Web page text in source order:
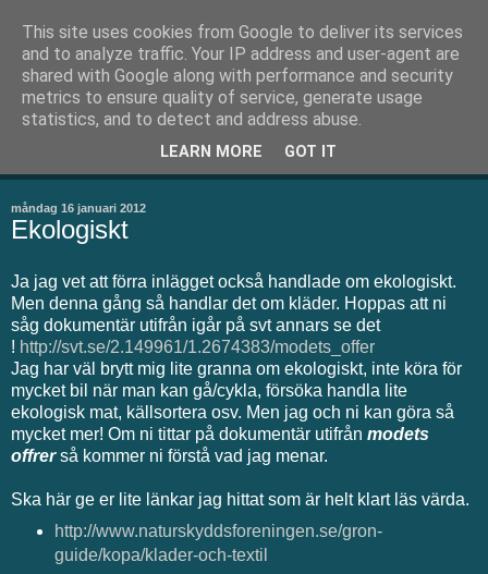
Thean.se
Välkommen till min blogg. Här skriver jag om små och stora
ting. Men kanske framförallt om bakning som är mitt stora
måndag 16 januari 2012
Ekologiskt
Ja jag vet att förra inlägget också handlade om ekologiskt.
Men denna gång så handlar det om kläder. Hoppas att ni
såg dokumentär utifrån igår på svt annars se det
! http://svt.se/2.149961/1.2674383/modets_offer
Jag har väl brytt mig lite granna om ekologiskt, inte köra för
mycket bil när man kan gå/cykla, försöka handla lite
ekologisk mat, källsortera osv. Men jag och ni kan göra så
mycket mer! Om ni tittar på dokumentär utifrån modets
offrerså kommer ni förstå vad jag menar.
Ska här ge er lite länkar jag hittat som är helt klart läs värda.
http://www.naturskyddsforeningen.se/gron-
guide/kopa/klader-och-textil
This site uses cookies from Google to deliver its services
and to analyze traffic. Your IP address and user-agent are
shared with Google along with performance and security
metrics to ensure quality of service, generate usage
statistics, and to detect and address abuse.
LEARN MORE GOT IT